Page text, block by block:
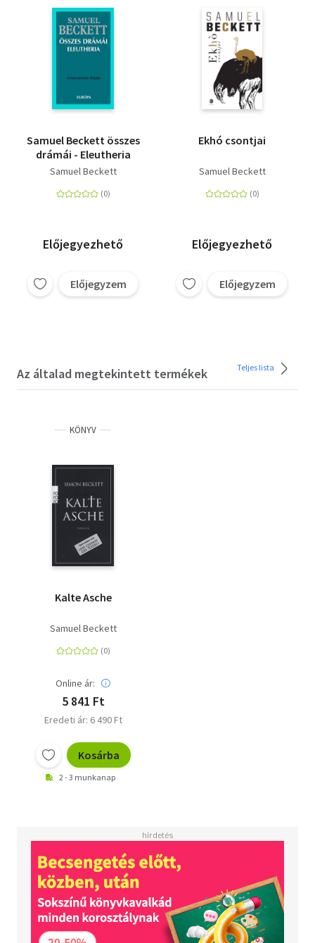
Samuel Beckett összes
drámái - Eleutheria
Samuel Beckett
Előjegyezhető
Előjegyzem
Ekhó csontjai
Samuel Beckett
Előjegyezhető
Előjegyzem
Az általad megtekintett termékek Teljes lista
KÖNYV
Kalte Asche
Samuel Beckett
Online ár:
5 841 Ft
Eredeti ár: 6 490 Ft
Kosárba
2 - 3 munkanap